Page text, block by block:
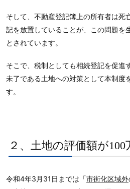
そして、不動産登記簿上の所有者は死
記を放置していることが、この問題を
とされています。
そこで、税制としても相続登記を促進
未了である土地への対策として本制度
す。
２、土地の評価額が
令和4年3月31日までは「市街化区域外